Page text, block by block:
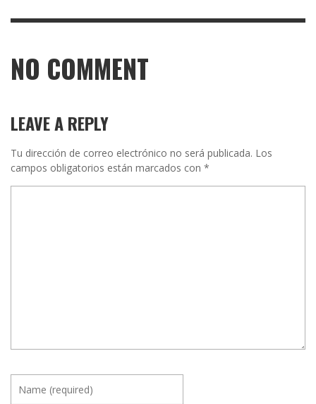
NO COMMENT
LEAVE A REPLY
Tu dirección de correo electrónico no será publicada. Los
campos obligatorios están marcados con *